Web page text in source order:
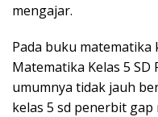
mengajar.
Pada buku matematika
Matematika Kelas 5
umumnya tidak jauh
kelas 5 sd penerbit